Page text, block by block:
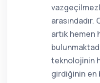
arasındadır.
artık hemen
teknolojinin
girdiğinin en